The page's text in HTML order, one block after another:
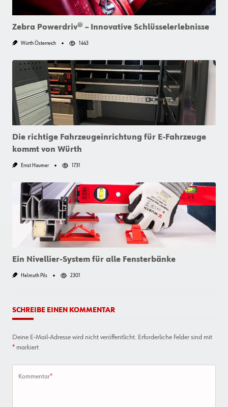
Zebra Powerdriv® – Innovative Schlüsselerlebnisse
Würth Österreich 1443
Die richtige Fahrzeugeinrichtung für E-Fahrzeuge
kommt von Würth
Ernst Haumer 1731
Ein Nivellier-System für alle Fensterbänke
Helmuth Pils 2301
SCHREIBE EINEN KOMMENTAR
Deine E-Mail-Adresse wird nicht veröffentlicht. Erforderliche Felder sind mit
* markiert
Kommentar*